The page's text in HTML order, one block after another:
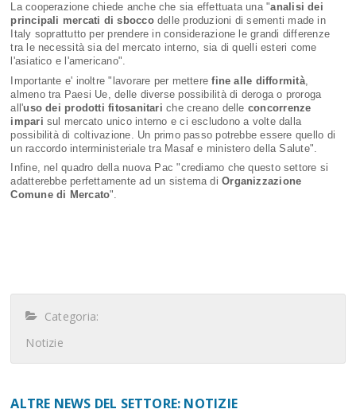
La cooperazione chiede anche che sia effettuata una "analisi dei
principali mercati di sboccodelle produzioni di sementi made in
Italy soprattutto per prendere in considerazione le grandi differenze
tra le necessità sia del mercato interno, sia di quelli esteri come
l'asiatico e l'americano".
Importante e' inoltre "lavorare per metterefine alle difformità,
almeno tra Paesi Ue, delle diverse possibilità di deroga o proroga
all'uso dei prodotti fitosanitari che creano delle concorrenze
impari sul mercato unico interno e ci escludono a volte dalla
possibilità di coltivazione. Un primo passo potrebbe essere quello di
un raccordo interministeriale tra Masaf e ministero della Salute".
Infine, nel quadro della nuova Pac "crediamo che questo settore si
adatterebbe perfettamente ad un sistema diOrganizzazione
Comune di Mercato".
Categoria:
Notizie
ALTRE NEWS DEL SETTORE: NOTIZIE